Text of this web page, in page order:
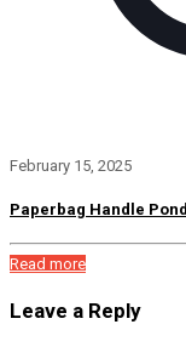
February 15, 2025
Paperbag Handle
Read more
Leave a Reply